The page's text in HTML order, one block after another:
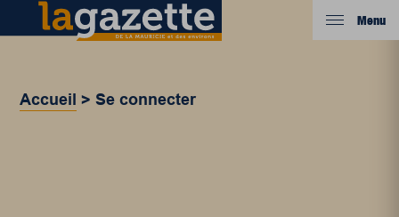
Menu
Accueil >Se connecter